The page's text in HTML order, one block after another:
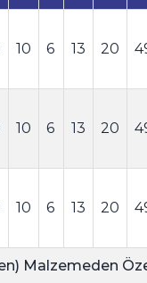
10 6 13 20
10 6 13 20
10 6 13 20
Malzemeden